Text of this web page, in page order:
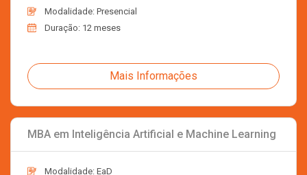
Modalidade: Presencial
Duração: 12 meses
Mais Informações
MBA em Inteligência Artificial e Machine Learning
Modalidade: EaD